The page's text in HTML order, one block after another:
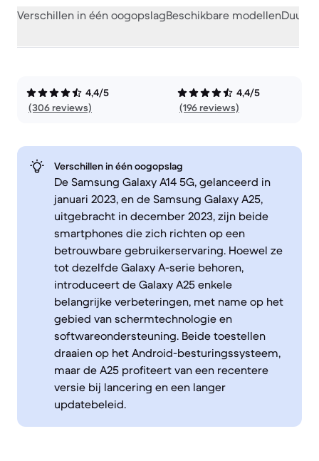
Verschillen in één oogopslagBeschikbare modellen
4,4/5
(306 reviews)
4,4/5
(196 reviews)
Verschillen in één oogopslag
De Samsung Galaxy A14 5G, gelanceerd in
januari 2023, en de Samsung Galaxy A25,
uitgebracht in december 2023, zijn beide
smartphones die zich richten op een
betrouwbare gebruikerservaring. Hoewel ze
tot dezelfde Galaxy A-serie behoren,
introduceert de Galaxy A25 enkele
belangrijke verbeteringen, met name op het
gebied van schermtechnologie en
softwareondersteuning. Beide toestellen
draaien op het Android-besturingssysteem,
maar de A25 profiteert van een recentere
versie bij lancering en een langer
updatebeleid.